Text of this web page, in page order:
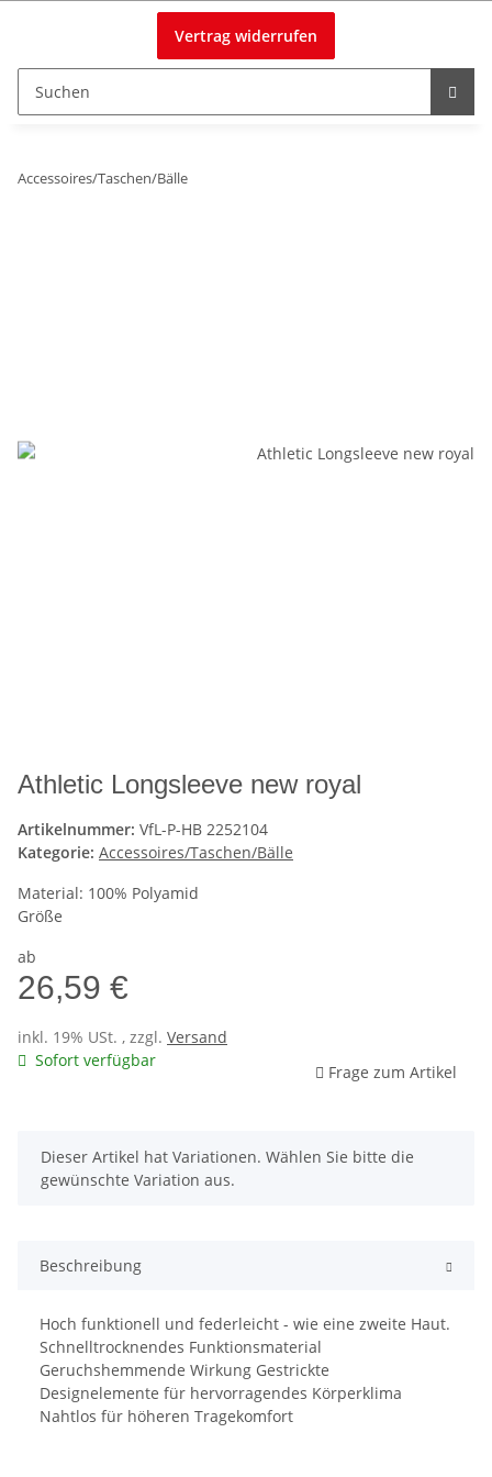
Vertrag widerrufen
Accessoires/Taschen/Bälle
Athletic Longsleeve new royal
Artikelnummer: VfL-P-HB 2252104
Kategorie: Accessoires/Taschen/Bälle
Material: 100% Polyamid
Größe
ab
26,59 €
inkl. 19% USt. , zzgl. Versand
Sofort verfügbar
Frage zum Artikel
x
Dieser Artikel hat Variationen. Wählen Sie bitte die
gewünschte Variation aus.
Beschreibung
Hoch funktionell und federleicht - wie eine zweite Haut.
Schnelltrocknendes Funktionsmaterial
Geruchshemmende Wirkung Gestrickte
Designelemente für hervorragendes Körperklima
Nahtlos für höheren Tragekomfort